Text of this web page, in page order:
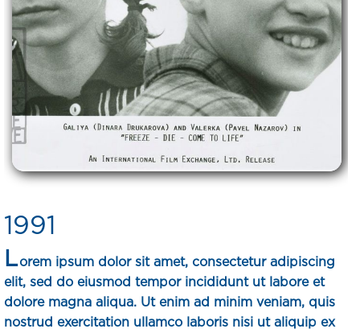
1991
Lorem ipsum dolor sit amet, consectetur adipiscing
elit, sed do eiusmod tempor incididunt ut labore et
dolore magna aliqua. Ut enim ad minim veniam, quis
nostrud exercitation ullamco laboris nisi ut aliquip ex